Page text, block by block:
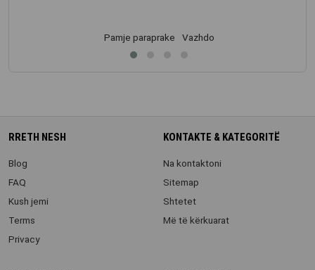
Pamje paraprake Vazhdo
RRETH NESH
Blog
FAQ
Kush jemi
Terms
Privacy
KONTAKTE & KATEGORITË
Na kontaktoni
Sitemap
Shtetet
Më të kërkuarat